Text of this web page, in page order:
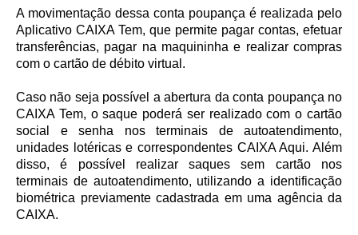
A movimentação dessa conta poupança é realizada pelo
Aplicativo CAIXA Tem, que permite pagar contas, efetuar
transferências, pagar na maquininha e realizar compras
com o cartão de débito virtual.
Caso não seja possível a abertura da conta poupança no
CAIXA Tem, o saque poderá ser realizado com o cartão
social e senha nos terminais de autoatendimento,
unidades lotéricas e correspondentes CAIXA Aqui. Além
disso, é possível realizar saques sem cartão nos
terminais de autoatendimento, utilizando a identificação
biométrica previamente cadastrada em uma agência da
CAIXA.